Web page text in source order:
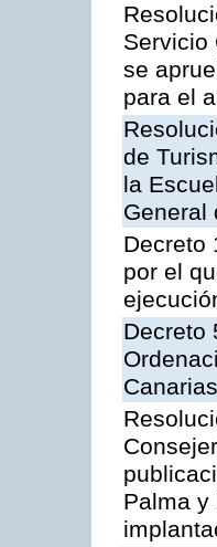
Servicio
se
para el
de
la
General
Decreto
por el
Decreto
Canarias
Palma y